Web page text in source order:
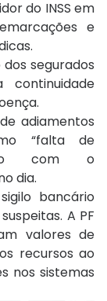
do INSS em
e
segurados
adiamentos
“falta de
com o
dia.
bancário
A PF
valores de
recursos ao
nos sistemas